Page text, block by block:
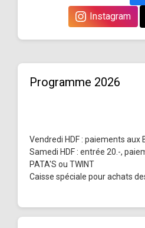
Instagram
Programme 2026
Vendredi HDF : paiements aux
Samedi HDF : entrée 20.-,
PATA'S ou TWINT
Caisse spéciale pour achats